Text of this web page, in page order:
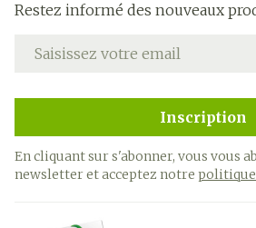
Restez informé des nouveaux
Adresse mail
Inscription
En cliquant sur s'abonner, vous vous
newsletter et acceptez notre